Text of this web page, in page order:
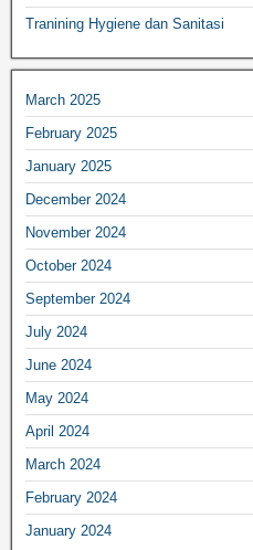
Tranining Hygiene dan Sanitasi
March 2025
February 2025
January 2025
December 2024
November 2024
October 2024
September 2024
July 2024
June 2024
May 2024
April 2024
March 2024
February 2024
January 2024